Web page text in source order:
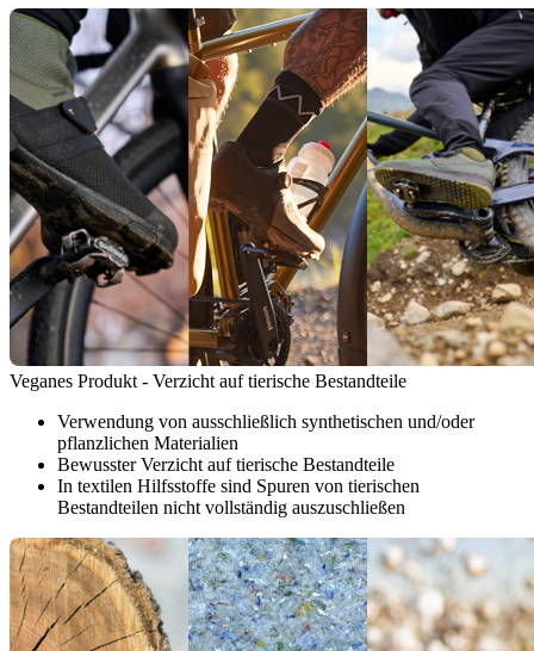
Veganes Produkt - Verzicht auf tierische Bestandteile
Verwendung von ausschließlich synthetischen und/oder
pflanzlichen Materialien
Bewusster Verzicht auf tierische Bestandteile
In textilen Hilfsstoffe sind Spuren von tierischen
Bestandteilen nicht vollständig auszuschließen